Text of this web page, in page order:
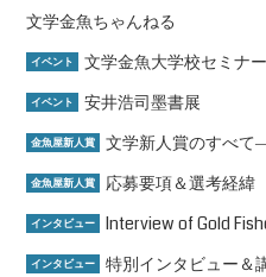
文学金魚ちゃんねる
イベント 文学金魚大学校セミナー
イベント 安井浩司墨書展
金魚屋新人賞 文学新人賞のすべ
金魚屋新人賞 応募要項＆選考経緯
インタビュー Interview of Gold
インタビュー 特別インタビュー＆